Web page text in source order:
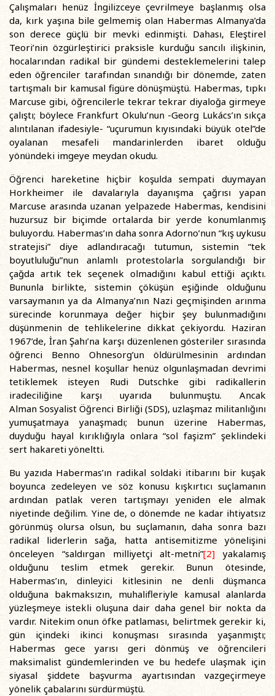
Çalışmaları henüz İngilizceye çevrilmeye başlanmış olsa
da, kırk yaşına bile gelmemiş olan Habermas Almanya’da
son derece güçlü bir mevki edinmişti. Dahası, Eleştirel
Teori’nin özgürleştirici praksisle kurduğu sancılı ilişkinin,
hocalarından radikal bir gündemi desteklemelerini talep
eden öğrenciler tarafından sınandığı bir dönemde, zaten
tartışmalı bir kamusal figüre dönüşmüştü. Habermas, tıpkı
Marcuse gibi, öğrencilerle tekrar tekrar diyaloğa girmeye
çalıştı; böylece Frankfurt Okulu’nun -Georg Lukács’ın sıkça
alıntılanan ifadesiyle- “uçurumun kıyısındaki büyük otel”de
oyalanan mesafeli mandarinlerden ibaret olduğu
yönündeki imgeye meydan okudu.
Öğrenci hareketine hiçbir koşulda sempati duymayan
Horkheimer ile davalarıyla dayanışma çağrısı yapan
Marcuse arasında uzanan yelpazede Habermas, kendisini
huzursuz bir biçimde ortalarda bir yerde konumlanmış
buluyordu. Habermas’ın daha sonra Adorno’nun “kış uykusu
stratejisi” diye adlandıracağı tutumun, sistemin “tek
boyutluluğu”nun anlamlı protestolarla sorgulandığı bir
çağda artık tek seçenek olmadığını kabul ettiği açıktı.
Bununla birlikte, sistemin çöküşün eşiğinde olduğunu
varsaymanın ya da Almanya’nın Nazi geçmişinden arınma
sürecinde korunmaya değer hiçbir şey bulunmadığını
düşünmenin de tehlikelerine dikkat çekiyordu. Haziran
1967’de, İran Şahı’na karşı düzenlenen gösteriler sırasında
öğrenci Benno Ohnesorg’un öldürülmesinin ardından
Habermas, nesnel koşullar henüz olgunlaşmadan devrimi
tetiklemek isteyen Rudi Dutschke gibi radikallerin
iradeciliğine karşı uyarıda bulunmuştu. Ancak
Alman Sosyalist Öğrenci Birliği (SDS), uzlaşmaz militanlığını
yumuşatmaya yanaşmadı; bunun üzerine Habermas,
duyduğu hayal kırıklığıyla onlara “sol faşizm” şeklindeki
sert hakareti yöneltti.
Bu yazıda Habermas’ın radikal soldaki itibarını bir kuşak
boyunca zedeleyen ve söz konusu kışkırtıcı suçlamanın
ardından patlak veren tartışmayı yeniden ele almak
niyetinde değilim. Yine de, o dönemde ne kadar ihtiyatsız
görünmüş olursa olsun, bu suçlamanın, daha sonra bazı
radikal liderlerin sağa, hatta antisemitizme yönelişini
önceleyen “saldırgan milliyetçi alt-metni”[2] yakalamış
olduğunu teslim etmek gerekir. Bunun ötesinde,
Habermas’ın, dinleyici kitlesinin ne denli düşmanca
olduğuna bakmaksızın, muhalifleriyle kamusal alanlarda
yüzleşmeye istekli oluşuna dair daha genel bir nokta da
vardır. Nitekim onun öfke patlaması, belirtmek gerekir ki,
gün içindeki ikinci konuşması sırasında yaşanmıştı;
Habermas gece yarısı geri dönmüş ve öğrencileri
maksimalist gündemlerinden ve bu hedefe ulaşmak için
siyasal şiddete başvurma ayartısından vazgeçirmeye
yönelik çabalarını sürdürmüştü.